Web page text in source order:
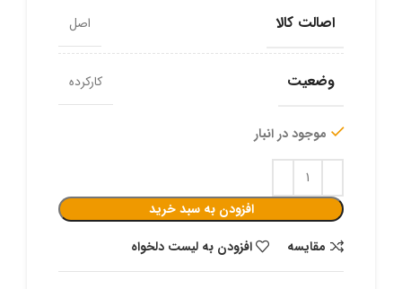
اصالت کالا اصل
وضعیت کارکرده
موجود در انبار
افزودن به سبد خرید
مقایسه
افزودن به لیست دلخواه